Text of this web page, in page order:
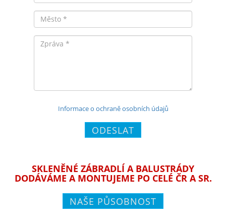
Informace o ochraně osobních údajů
ODESLAT
SKLENĚNÉ ZÁBRADLÍ A BALUSTRÁDY
DODÁVÁME A MONTUJEME PO CELÉ ČR A SR.
NAŠE PŮSOBNOST